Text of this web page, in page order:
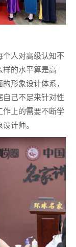
个人对高级认知不
的水平算是高
形象设计体系，
己不足来针对性
作上的需要不断学
计师。